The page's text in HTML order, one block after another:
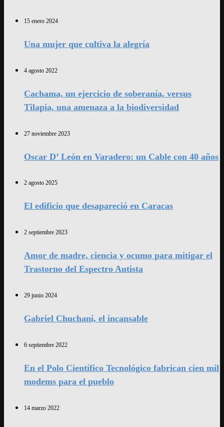
15 enero 2024
Una mujer que cultiva la alegría
4 agosto 2022
Cachama, un ejercicio de soberanía, versus
Tilapia, una amenaza a la biodiversidad
27 noviembre 2023
Oscar D’ León en Varadero: un Cable con 40 años
2 agosto 2025
El edificio que desapareció en Caracas
2 septiembre 2023
Amor de madre, ciencia y ocumo para mitigar el
Trastorno del Espectro Autista
29 junio 2024
Gabriel Chuchani, el incansable
6 septiembre 2022
En el Polo Científico Tecnológico fabrican cien mil
modems para el pueblo
14 marzo 2022